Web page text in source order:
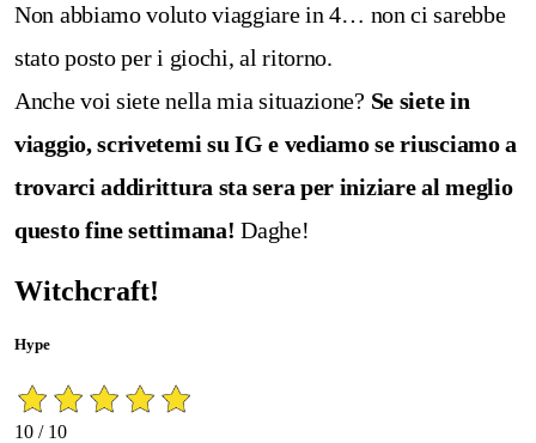
Non abbiamo voluto viaggiare in 4… non ci sarebbe
stato posto per i giochi, al ritorno.
Anche voi siete nella mia situazione? Se siete in
viaggio, scrivetemi su IG e vediamo se riusciamo a
trovarci addirittura sta sera per iniziare al meglio
questo fine settimana! Daghe!
Witchcraft!
Hype
10 / 10